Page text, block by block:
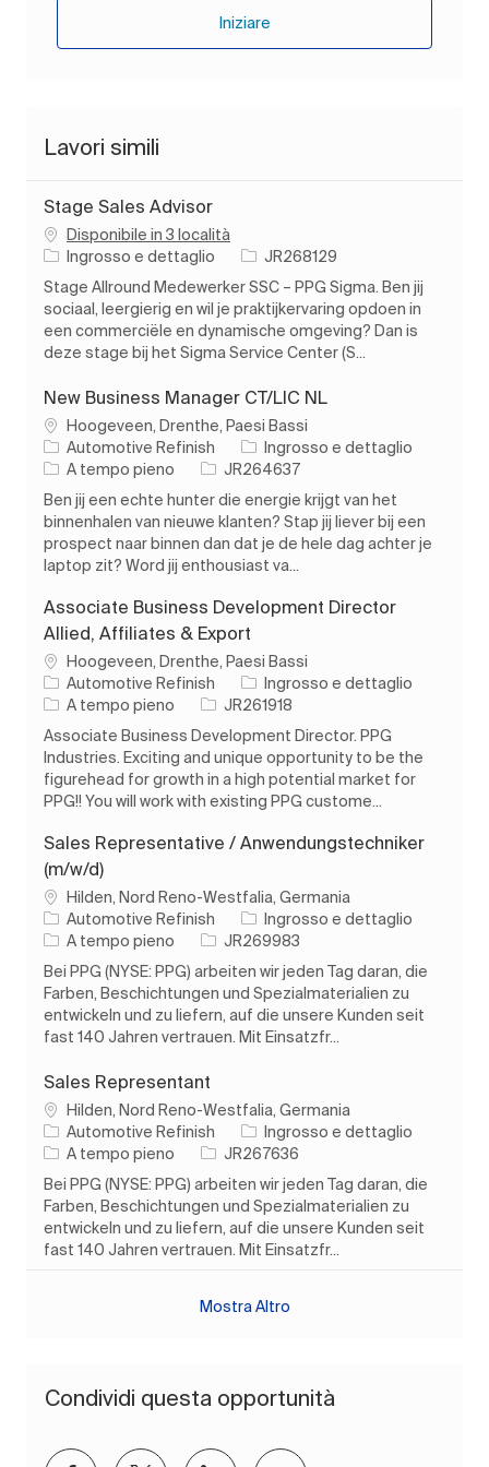
Iniziare
Lavori simili
Stage Sales Advisor
Disponibile in 3 località
Categoria
Ingrosso e dettaglio ID processo
JR268129
Stage Allround Medewerker SSC – PPG Sigma. Ben jij
sociaal, leergierig en wil je praktijkervaring opdoen in
een commerciële en dynamische omgeving? Dan is
deze stage bij het Sigma Service Center (S...
New Business Manager CT/LIC NL
Ubicazione
Hoogeveen, Drenthe, Paesi Bassi
Automotive Refinish
Categoria
Ingrosso e dettaglio
Tipo di lavoro
A tempo pieno ID processo
JR264637
Ben jij een echte hunter die energie krijgt van het
binnenhalen van nieuwe klanten? Stap jij liever bij een
prospect naar binnen dan dat je de hele dag achter je
laptop zit? Word jij enthousiast va...
Associate Business Development Director
Allied, Affiliates & Export
Ubicazione
Hoogeveen, Drenthe, Paesi Bassi
Automotive Refinish
Categoria
Ingrosso e dettaglio
Tipo di lavoro
A tempo pieno ID processo
JR261918
Associate Business Development Director. PPG
Industries. Exciting and unique opportunity to be the
figurehead for growth in a high potential market for
PPG!! You will work with existing PPG custome...
Sales Representative / Anwendungstechniker
(m/w/d)
Ubicazione
Hilden, Nord Reno-Westfalia, Germania
Automotive Refinish
Categoria
Ingrosso e dettaglio
Tipo di lavoro
A tempo pieno ID processo
JR269983
Bei PPG (NYSE: PPG) arbeiten wir jeden Tag daran, die
Farben, Beschichtungen und Spezialmaterialien zu
entwickeln und zu liefern, auf die unsere Kunden seit
fast 140 Jahren vertrauen. Mit Einsatzfr...
Sales Representant
Ubicazione
Hilden, Nord Reno-Westfalia, Germania
Automotive Refinish
Categoria
Ingrosso e dettaglio
Tipo di lavoro
A tempo pieno ID processo
JR267636
Bei PPG (NYSE: PPG) arbeiten wir jeden Tag daran, die
Farben, Beschichtungen und Spezialmaterialien zu
entwickeln und zu liefern, auf die unsere Kunden seit
fast 140 Jahren vertrauen. Mit Einsatzfr...
Mostra Altro
Condividi questa opportunità